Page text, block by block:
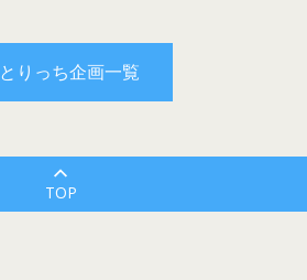
とりっち企画一覧
TOP